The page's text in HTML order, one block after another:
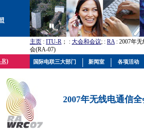
主页 : ITU-R ； : 大会和会议; : RA: 2007年
会(RA-07)
R)
2007年无线电通信
国际电联三大部门 新闻室 各项活动